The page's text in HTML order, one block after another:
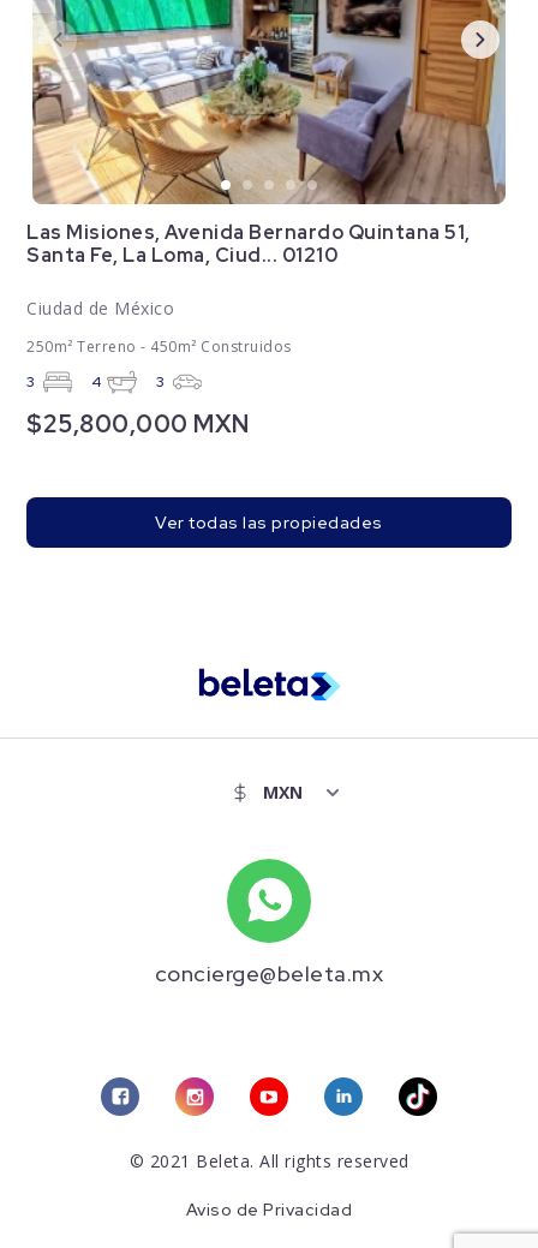
Las Misiones, Avenida Bernardo Quintana 51,
Santa Fe, La Loma, Ciud... 01210
Ciudad de México
250m² Terreno - 450m² Construidos
3 4 3
$25,800,000 MXN
Ver todas las propiedades
concierge@beleta.mx
© 2021 Beleta. All rights reserved
Aviso de Privacidad